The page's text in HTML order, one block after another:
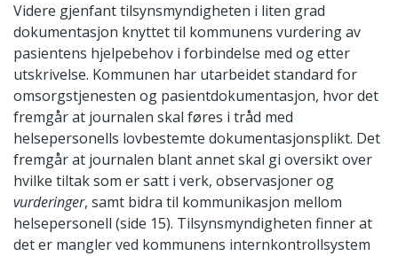
Videre gjenfant tilsynsmyndigheten i liten grad
dokumentasjon knyttet til kommunens vurdering av
pasientens hjelpebehov i forbindelse med og etter
utskrivelse. Kommunen har utarbeidet standard for
omsorgstjenesten og pasientdokumentasjon, hvor det
fremgår at journalen skal føres i tråd med
helsepersonells lovbestemte dokumentasjonsplikt. Det
fremgår at journalen blant annet skal gi oversikt over
hvilke tiltak som er satt i verk, observasjoner og
vurderinger, samt bidra til kommunikasjon mellom
helsepersonell (side 15). Tilsynsmyndigheten finner at
det er mangler ved kommunens internkontrollsystem